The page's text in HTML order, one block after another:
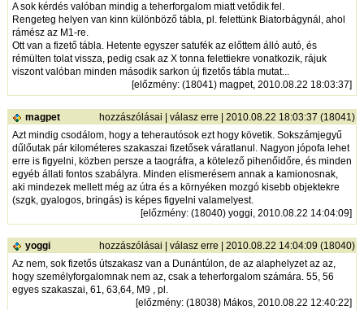
A sok kérdés valóban mindig a teherforgalom miatt vetődik fel.
Rengeteg helyen van kinn különböző tábla, pl. felettünk Biatorbágynál, ahol
rámész az M1-re.
Ott van a fizető tábla. Hetente egyszer satufék az előttem álló autó, és
rémülten tolat vissza, pedig csak az X tonna felettiekre vonatkozik, rájuk
viszont valóban minden második sarkon új fizetős tábla mutat...
[előzmény: (18041) magpet, 2010.08.22 18:03:37]
magpet hozzászólásai válasz erre | 2010.08.22 18:03:37 (18041)
Azt mindig csodálom, hogy a teherautósok ezt hogy követik. Sokszámjegyű
dűlőutak pár kilométeres szakaszai fizetősek váratlanul. Nagyon jópofa lehet
erre is figyelni, közben persze a taográfra, a kötelező pihenőidőre, és minden
egyéb állati fontos szabályra. Minden elismerésem annak a kamionosnak,
aki mindezek mellett még az útra és a környéken mozgó kisebb objektekre
(szgk, gyalogos, bringás) is képes figyelni valamelyest.
[előzmény: (18040) yoggi, 2010.08.22 14:04:09]
yoggi hozzászólásai válasz erre | 2010.08.22 14:04:09 (18040)
Az nem, sok fizetős útszakasz van a Dunántúlon, de az alaphelyzet az az,
hogy személyforgalomnak nem az, csak a teherforgalom számára. 55, 56
egyes szakaszai, 61, 63,64, M9 , pl.
[előzmény: (18038) Mákos, 2010.08.22 12:40:22]